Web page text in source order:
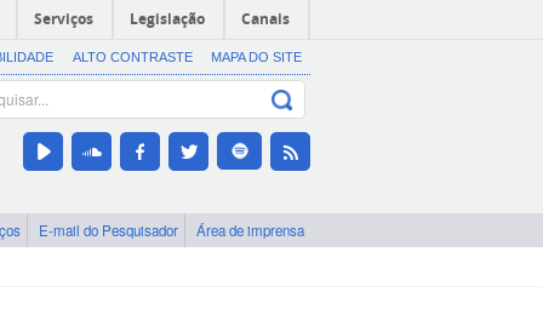
Serviços Legislação Canais
ALTO CONTRASTE MAPA DO SITE
E-mail do Pesquisador Área de imprensa